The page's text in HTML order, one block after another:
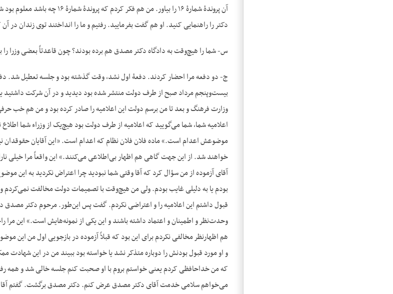
آن پروندۀ شمارۀ ۱۶ را
دکتر را راهنمایی کنید. او هم گفت بفرمایید. رفتیم و ما را انداختند توی زندان
س- شما را هیچ‌وقت به دادگاه دکتر مصدق هم برده بودند؟ چون قاعدتاً بعضی وزرا را
ج- دو دفعه مرا احضار کردند. دفعۀ اول نشد، وقت گذشته بود و جلسه تعطیل شد.
بیست‌وپنجم مرداد صبح از طرف دولت منتشر شده بود دیدید و در آن شرکت داشتید
وزارت فرهنگ و بعد تا من برسم دولت این اعلامیه را صادر کرده بود و من هم خب
اعلامیه شما، شما می‌گویید که اعلامیه از طرف دولت بود هیچ‌یک از وزراء شما
موضوعش اعدام است.» ماده فلان فلان نظام که اعدام است. «این آقایان حقوقدان
خواهند شد. از این جهت گاهی هم اظهار بی‌اطلاعی می‌کنند.» این واقعاً مرا خیلی
آقای آزموده از من سؤال کرد که آقا وقتی شما نبودید چرا اعتراض نکردید به این
بودم یا به دلیلی غایب بودم. ولی من هیچ‌وقت با تصمیمات دولت مخالفت نمی‌کردم
قبول داشتم این اعلامیه را و اعتراضی نکردم. گفت پس این‌طور. مرحوم دکتر
وحدت‌نظر و اطمینان و اعتماد داشته باشند و این یکی از نمونه‌هایش است.» این
هم اظهارنظر مخالفی نکردم برای این بود که قبلاً آزموده در بازجویی اول من این
و او مورد قبول بودنش را دوباره متذکر نشد یا خواسته بود ببیند من در این
که من خداحافظی کردم یعنی خواستم بروم با او صحبت کنم جلسه خالی شد و همه
می‌خواهم سلامی خدمت آقای دکتر مصدق عرض کنم. دکتر مصدق برگشت. گفتم آقا